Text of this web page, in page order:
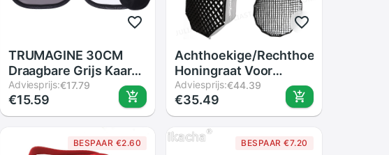
TRUMAGINE 30CM
Draagbare Grijs Kaart
Licht Reflector
Witbalans Double Face
Focus Board met
Adviesprijs:€17.79
€15.59
Achthoekige/Rechthoek
Honingraat Voor
40X40 50X50 60X60
80X80 50X70 60X90
80 95 120 Cm P90L
P90H P120L P120H
Paraplu Softbox
Adviesprijs:€44.39
€35.49
BESPAAR €2.60 BESPAAR €7.20